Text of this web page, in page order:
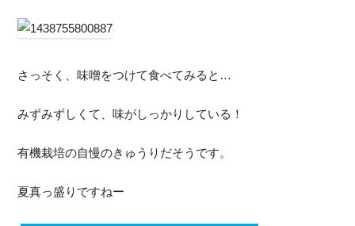
さっそく、味噌をつけて食べてみると…
みずみずしくて、味がしっかりしている！
有機栽培の自慢のきゅうりだそうです。
夏真っ盛りですねー